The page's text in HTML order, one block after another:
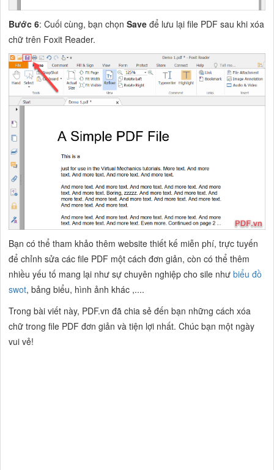
Bước 6: Cuối cùng, bạn chọnSave để lưu lại file PDF sau khi xóa
chữ trên Foxit Reader.
Bạn có thể tham khảo thêm website thiết kế miễn phí, trực tuyến
để chỉnh sửa các file PDF một cách đơn giản, còn có thể thêm
nhiều yếu tố mang lại như sự chuyên nghiệp cho sile nhưbiểu đồ
swot, bảng biểu, hình ảnh khác ,....
Trong bài viết này, PDF.vn đã chia sẻ đến bạn những cách xóa
chữ trong file PDF đơn giản và tiện lợi nhất. Chúc bạn một ngày
vui vẻ!